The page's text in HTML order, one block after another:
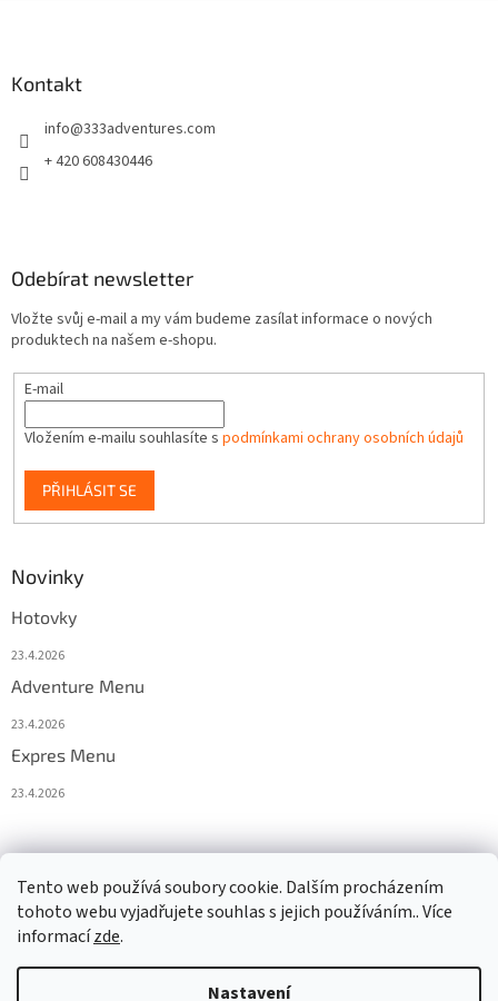
Tento web používá soubory cookie. Dalším procházením
tohoto webu vyjadřujete souhlas s jejich používáním.. Více
informacízde.
Nastavení
Kontakt
info@333adventures.com
+ 420 608430446
Odebírat newsletter
Vložte svůj e-mail a my vám budeme zasílat informace o nových
produktech na našem e-shopu.
E-mail
Vložením e-mailu souhlasíte s podmínkami ochrany osobních údajů
PŘIHLÁSIT SE
Novinky
Hotovky
23.4.2026
Adventure Menu
23.4.2026
Expres Menu
23.4.2026